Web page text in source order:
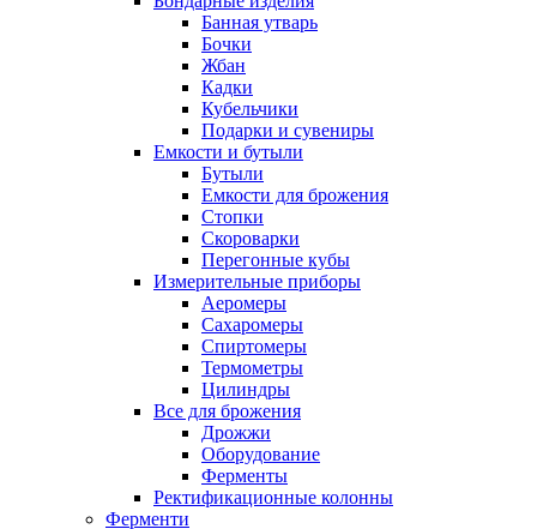
Банная утварь
Бочки
Жбан
Кадки
Кубельчики
Подарки и сувениры
Емкости и бутыли
Бутыли
Емкости для брожения
Стопки
Скороварки
Перегонные кубы
Измерительные приборы
Аеромеры
Сахаромеры
Спиртомеры
Термометры
Цилиндры
Все для брожения
Дрожжи
Оборудование
Ферменты
Ректификационные колонны
Ферменти